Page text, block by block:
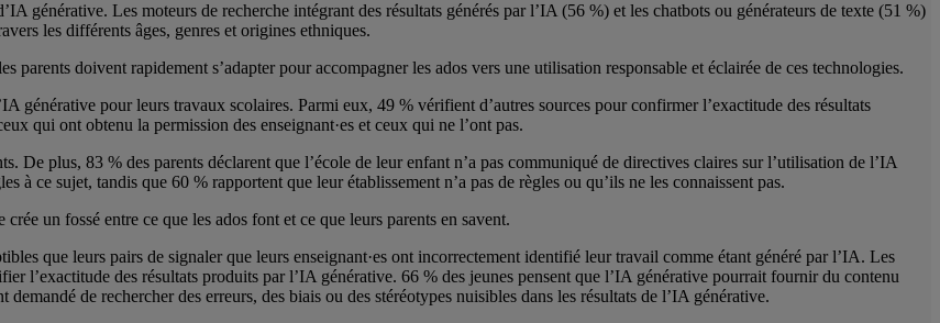
générative. Les moteurs de recherche intégrant des résultats générés par l’IA (56 %) et les chatbots ou générateurs de texte (51 %)
les différents âges, genres et origines ethniques.
parents doivent rapidement s’adapter pour accompagner les ados vers une utilisation responsable et éclairée de ces technologies.
générative pour leurs travaux scolaires. Parmi eux, 49 % vérifient d’autres sources pour confirmer l’exactitude des résultats
qui ont obtenu la permission des enseignant·es et ceux qui ne l’ont pas.
De plus, 83 % des parents déclarent que l’école de leur enfant n’a pas communiqué de directives claires sur l’utilisation de l’IA
à ce sujet, tandis que 60 % rapportent que leur établissement n’a pas de règles ou qu’ils ne les connaissent pas.
un fossé entre ce que les ados font et ce que leurs parents en savent.
que leurs pairs de signaler que leurs enseignant·es ont incorrectement identifié leur travail comme étant généré par l’IA. Les
l’exactitude des résultats produits par l’IA générative. 66 % des jeunes pensent que l’IA générative pourrait fournir du contenu
de rechercher des erreurs, des biais ou des stéréotypes nuisibles dans les résultats de l’IA générative.